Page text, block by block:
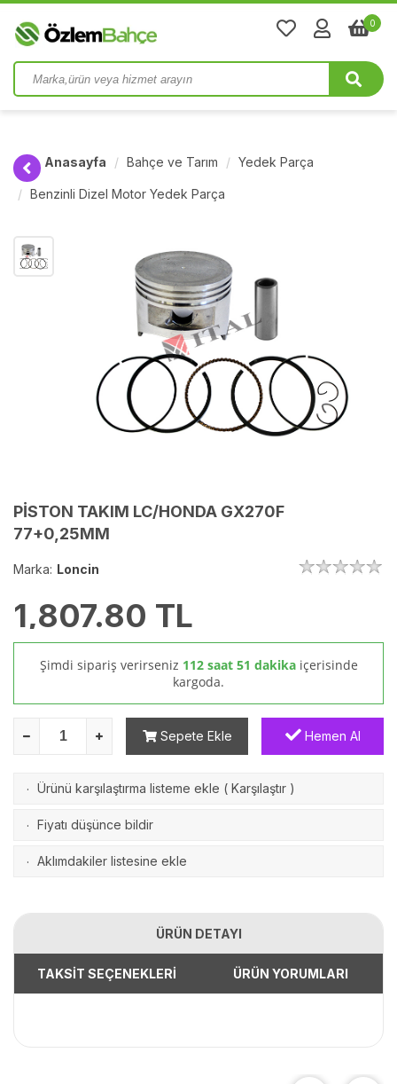
0
Anasayfa Bahçe ve Tarım Yedek Parça
Benzinli Dizel Motor Yedek Parça
PİSTON TAKIM LC/HONDA GX270F
77+0,25MM
Marka: Loncin
1,807.80 TL
Şimdi sipariş verirseniz 112 saat 51 dakika içerisinde
kargoda.
Sepete Ekle Hemen Al
· Ürünü karşılaştırma listeme ekle ( Karşılaştır )
· Fiyatı düşünce bildir
· Aklımdakiler listesine ekle
ÜRÜN DETAYI
TAKSİT SEÇENEKLERİ ÜRÜN YORUMLARI